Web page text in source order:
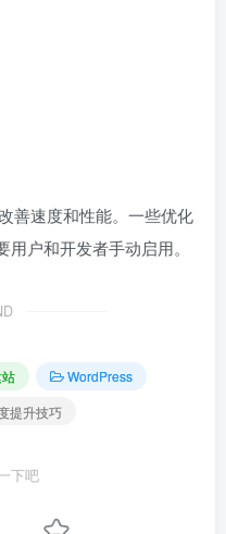
善速度和性能。一些优化
户和开发者手动启用。
WordPress
提升技巧
下吧